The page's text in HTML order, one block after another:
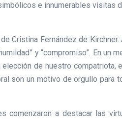
e innumerables visitas
Cristina Fernández de
y “compromiso”. En un
de nuestro compatriota,
son un motivo de orgullo para
comenzaron a destacar las